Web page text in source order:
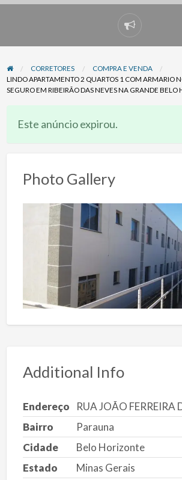
Denunciar
problema
CORRETORES
COMPRA E VENDA
LINDO APARTAMENTO 2 QUARTOS 1 COM ARMARIO
SEGURO EM RIBEIRÃO DAS NEVES NA GRANDE
Este anúncio expirou.
Photo Gallery
Additional Info
Endereço
RUA JOÃO FERREIRA
Bairro
Parauna
Cidade
Belo Horizonte
Estado
Minas Gerais